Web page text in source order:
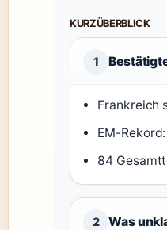
KURZÜBERBLICK
1
Frankreich
EM-
84
2 Was